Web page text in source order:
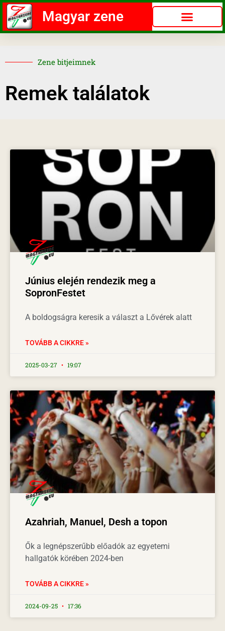
Magyar zene
Zene bitjeimnek
Remek találatok
Június elején rendezik meg a
SopronFestet
A boldogságra keresik a választ a Lővérek alatt
TOVÁBB A CIKKRE »
2025-03-27 19:07
Azahriah, Manuel, Desh a topon
Ők a legnépszerűbb előadók az egyetemi
hallgatók körében 2024-ben
TOVÁBB A CIKKRE »
2024-09-25 17:36